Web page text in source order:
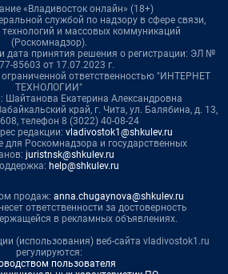
«Владивосток онлайн» (18+)
службой по надзору в сфере связи,
и массовых коммуникаций
(Роскомнадзор).
дата принятия решения о регистрации: ЭЛ №
85603 от 17.07.2023 г.
ответственностью "ИНТЕРНЕТ
ТЕХНОЛОГИИ"
Шайтанова Екатерина Александровна
край, г. Чита, ул. Балябина, д. 13,
телефон 8 (3022) 40-08-24
редакции: vladivostok1@shkulev.ru
для Роскомнадзора и государственных
juristnsk@shkulev.ru
help@shkulev.ru
продаж: anna.chugaynova@shkulev.ru
ответственности за достоверность
в рекламных объявлениях.
(использования) веб-сайта vladivostok1.ru
регулируются:
пользователя